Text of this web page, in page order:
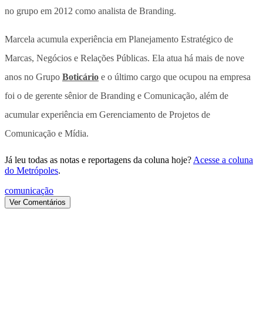
no grupo em 2012 como analista de Branding.
Marcela acumula experiência em Planejamento Estratégico de
Marcas, Negócios e Relações Públicas. Ela atua há mais de nove
anos no Grupo Boticário e o último cargo que ocupou na empresa
foi o de gerente sênior de Branding e Comunicação, além de
acumular experiência em Gerenciamento de Projetos de
Comunicação e Mídia.
Já leu todas as notas e reportagens da coluna hoje? Acesse a coluna
do Metrópoles.
comunicação
Ver Comentários